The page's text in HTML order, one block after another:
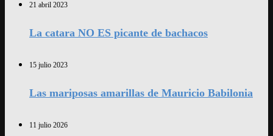
21 abril 2023
La catara NO ES picante de bachacos
15 julio 2023
Las mariposas amarillas de Mauricio Babilonia
11 julio 2026